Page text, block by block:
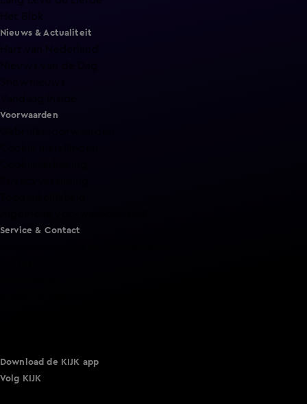
Nieuws & Actualiteit
Voorwaarden
Service & Contact
Download de KIJK app
Volg KIJK